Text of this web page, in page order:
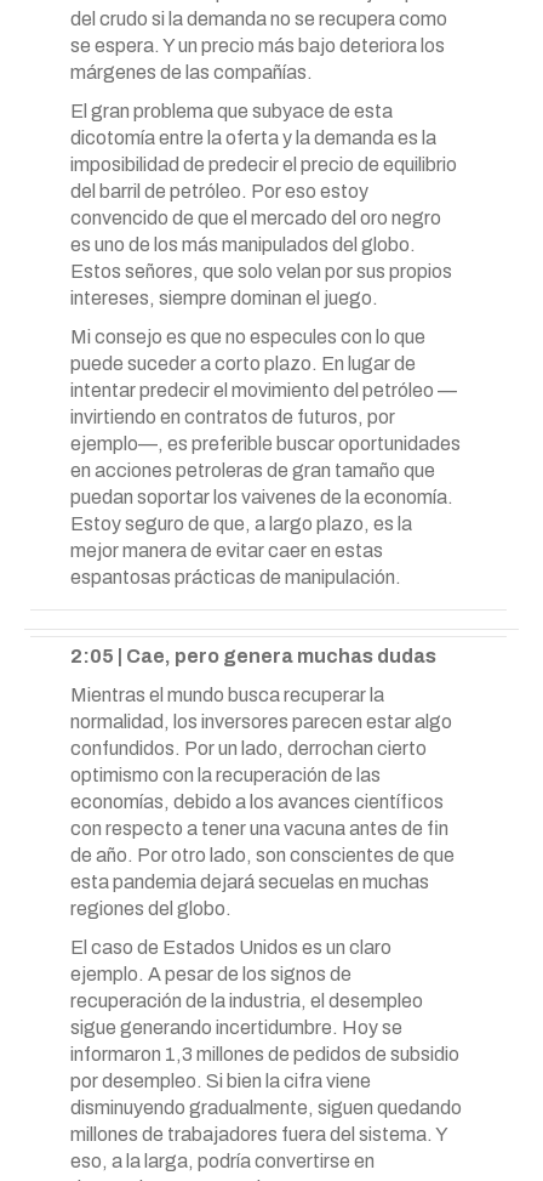
del crudo si la demanda no se recupera como
se espera. Y un precio más bajo deteriora los
márgenes de las compañías.
El gran problema que subyace de esta
dicotomía entre la oferta y la demanda es la
imposibilidad de predecir el precio de equilibrio
del barril de petróleo. Por eso estoy
convencido de que el mercado del oro negro
es uno de los más manipulados del globo.
Estos señores, que solo velan por sus propios
intereses, siempre dominan el juego.
Mi consejo es que no especules con lo que
puede suceder a corto plazo. En lugar de
intentar predecir el movimiento del petróleo —
invirtiendo en contratos de futuros, por
ejemplo—, es preferible buscar oportunidades
en acciones petroleras de gran tamaño que
puedan soportar los vaivenes de la economía.
Estoy seguro de que, a largo plazo, es la
mejor manera de evitar caer en estas
espantosas prácticas de manipulación.
2:05 | Cae, pero genera muchas dudas
Mientras el mundo busca recuperar la
normalidad, los inversores parecen estar algo
confundidos. Por un lado, derrochan cierto
optimismo con la recuperación de las
economías, debido a los avances científicos
con respecto a tener una vacuna antes de fin
de año. Por otro lado, son conscientes de que
esta pandemia dejará secuelas en muchas
regiones del globo.
El caso de Estados Unidos es un claro
ejemplo. A pesar de los signos de
recuperación de la industria, el desempleo
sigue generando incertidumbre. Hoy se
informaron 1,3 millones de pedidos de subsidio
por desempleo. Si bien la cifra viene
disminuyendo gradualmente, siguen quedando
millones de trabajadores fuera del sistema. Y
eso, a la larga, podría convertirse en